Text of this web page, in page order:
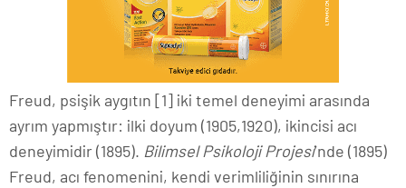
Freud, psişik aygıtın [1] iki temel deneyimi arasında
ayrım yapmıştır: ilki doyum (1905,1920), ikincisi acı
deneyimidir (1895). Bilimsel Psikoloji Projesi’nde (1895)
Freud, acı fenomenini, kendi verimliliğinin sınırına